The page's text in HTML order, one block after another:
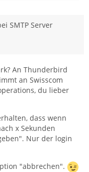
SMTP Server
An Thunderbird
an Swisscom
du lieber
dass wenn
x Sekunden
Nur der login
"abbrechen".